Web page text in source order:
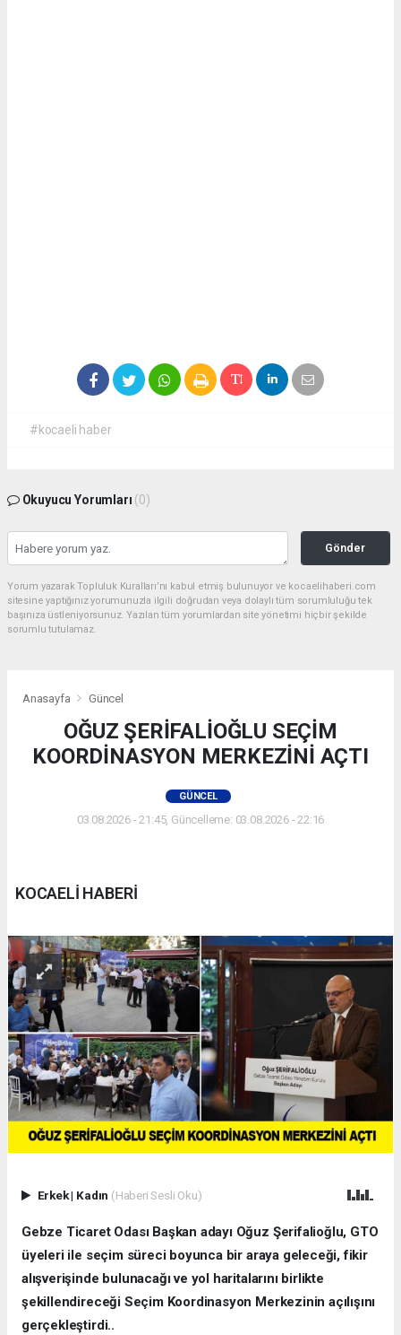
#kocaeli haber
Okuyucu Yorumları (0)
Gönder
Yorum yazarak Topluluk Kuralları’nı kabul etmiş bulunuyor ve kocaelihaberi.com
sitesine yaptığınız yorumunuzla ilgili doğrudan veya dolaylı tüm sorumluluğu tek
başınıza üstleniyorsunuz. Yazılan tüm yorumlardan site yönetimi hiçbir şekilde
sorumlu tutulamaz.
Anasayfa Güncel
OĞUZ ŞERİFALİOĞLU SEÇİM
KOORDİNASYON MERKEZİNİ AÇTI
GÜNCEL
03.08.2026 - 21:45, Güncelleme: 03.08.2026 - 22:16
KOCAELİ HABERİ
Erkek| Kadın (Haberi Sesli Oku)
Gebze Ticaret Odası Başkan adayı Oğuz Şerifalioğlu, GTO
üyeleri ile seçim süreci boyunca bir araya geleceği, fikir
alışverişinde bulunacağı ve yol haritalarını birlikte
şekillendireceği Seçim Koordinasyon Merkezinin açılışını
gerçekleştirdi..